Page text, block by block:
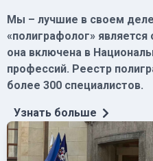
Мы – лучшие в своем
«полиграфолог»
она включена в
профессий. Реестр
более 300 специалистов.
Узнать больше